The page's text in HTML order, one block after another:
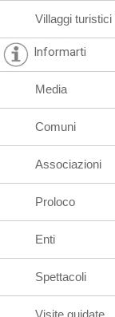
Villaggi turistici
Informarti
Media
Comuni
Associazioni
Proloco
Enti
Spettacoli
Visite guidate